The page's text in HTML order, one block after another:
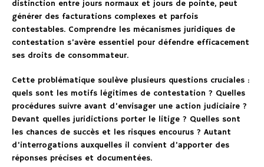
distinction entre jours normaux et jours de pointe, peut
générer des facturations complexes et parfois
contestables. Comprendre les mécanismes juridiques de
contestation s’avère essentiel pour défendre efficacement
ses droits de consommateur.
Cette problématique soulève plusieurs questions cruciales :
quels sont les motifs légitimes de contestation ? Quelles
procédures suivre avant d’envisager une action judiciaire ?
Devant quelles juridictions porter le litige ? Quelles sont
les chances de succès et les risques encourus ? Autant
d’interrogations auxquelles il convient d’apporter des
réponses précises et documentées.